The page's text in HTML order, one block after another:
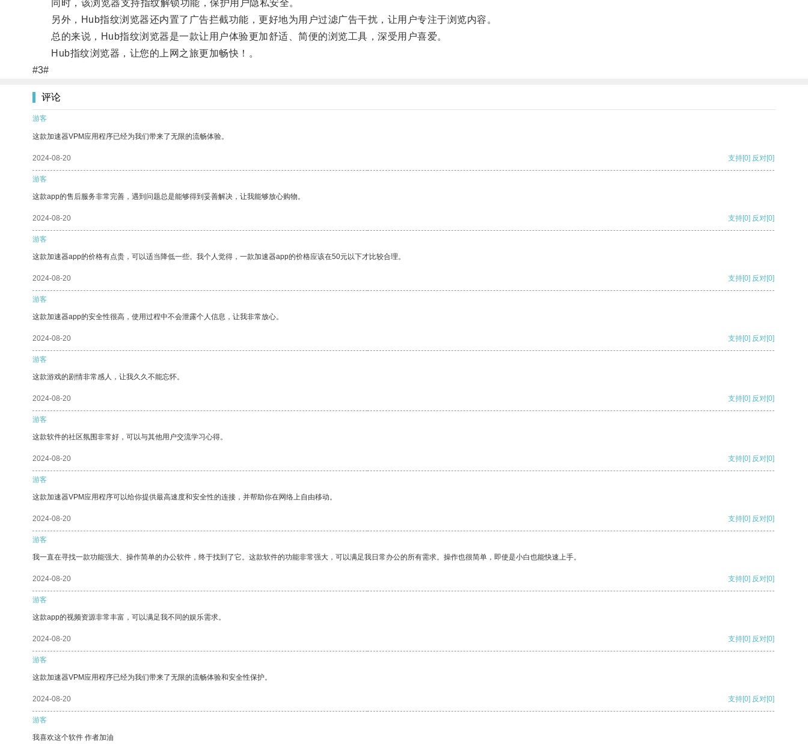
同时，该浏览器支持指纹解锁功能，保护用户隐私安全。
另外，Hub指纹浏览器还内置了广告拦截功能，更好地为用户过滤广告干扰，让用户专注于浏览内容。
总的来说，Hub指纹浏览器是一款让用户体验更加舒适、简便的浏览工具，深受用户喜爱。
Hub指纹浏览器，让您的上网之旅更加畅快！。
#3#
评论
游客
这款加速器VPM应用程序已经为我们带来了无限的流畅体验。
2024-08-20 支持[0] 反对[0]
游客
这款app的售后服务非常完善，遇到问题总是能够得到妥善解决，让我能够放心购物。
2024-08-20 支持[0] 反对[0]
游客
这款加速器app的价格有点贵，可以适当降低一些。我个人觉得，一款加速器app的价格应该在50元以下才比较合理。
2024-08-20 支持[0] 反对[0]
游客
这款加速器app的安全性很高，使用过程中不会泄露个人信息，让我非常放心。
2024-08-20 支持[0] 反对[0]
游客
这款游戏的剧情非常感人，让我久久不能忘怀。
2024-08-20 支持[0] 反对[0]
游客
这款软件的社区氛围非常好，可以与其他用户交流学习心得。
2024-08-20 支持[0] 反对[0]
游客
这款加速器VPM应用程序可以给你提供最高速度和安全性的连接，并帮助你在网络上自由移动。
2024-08-20 支持[0] 反对[0]
游客
我一直在寻找一款功能强大、操作简单的办公软件，终于找到了它。这款软件的功能非常强大，可以满足我日常办公的所有需求。操作也很简单，即使是小白也能快速上手。
2024-08-20 支持[0] 反对[0]
游客
这款app的视频资源非常丰富，可以满足我不同的娱乐需求。
2024-08-20 支持[0] 反对[0]
游客
这款加速器VPM应用程序已经为我们带来了无限的流畅体验和安全性保护。
2024-08-20 支持[0] 反对[0]
游客
我喜欢这个软件 作者加油